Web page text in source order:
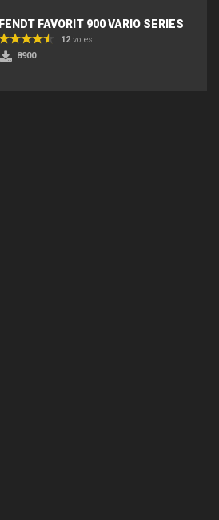
FENDT FAVORIT 900 VARIO SERIES
12 votes
8900